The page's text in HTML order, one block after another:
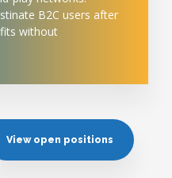
B2C users after
without
View open positions